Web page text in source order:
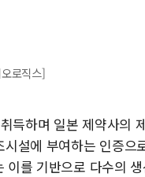
로직스]
득하며 일본 제약사의
설에 부여하는 인증으
이를 기반으로 다수의